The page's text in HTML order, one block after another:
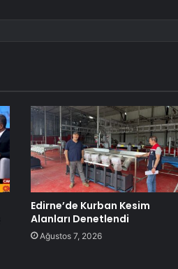
Edirne’de Kurban Kesim
Alanları Denetlendi
Ağustos 7, 2026